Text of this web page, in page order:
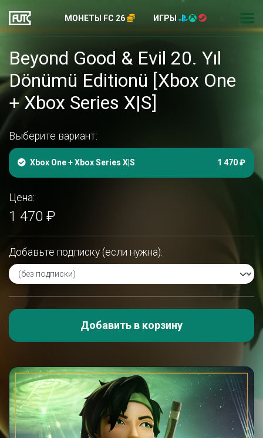
МОНЕТЫ FC 26 ИГРЫ
Beyond Good & Evil 20. Yıl
Dönümü Editionü [Xbox One
+ Xbox Series X|S]
Выберите вариант:
Xbox One + Xbox Series X|S 1 470 ₽
Цена:
1 470 ₽
Добавьте подписку (если нужна):
Добавить в корзину